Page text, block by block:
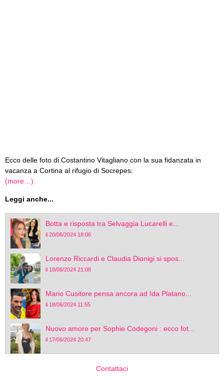
Ecco delle foto di Costantino Vitagliano con la sua fidanzata in
vacanza a Cortina al rifugio di Socrepes:
(more…)
Leggi anche...
Botta e risposta tra Selvaggia Lucarelli e...
il 20/06/2024 18:06
Lorenzo Riccardi e Claudia Dionigi si spos...
il 18/06/2024 21:08
Mario Cusitore pensa ancora ad Ida Platano...
il 18/06/2024 11:55
Nuovo amore per Sophie Codegoni : ecco fot...
il 17/06/2024 20:47
Contattaci